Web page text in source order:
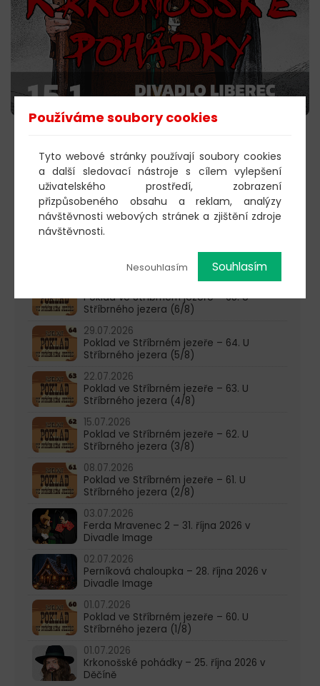
603 805 271
Poklad ve Stříbrném jezeře – 65. U
Stříbrného jezera (6/8)
29.07.2026
Poklad ve Stříbrném jezeře – 64. U
Stříbrného jezera (5/8)
22.07.2026
Poklad ve Stříbrném jezeře – 63. U
Stříbrného jezera (4/8)
15.07.2026
Poklad ve Stříbrném jezeře – 62. U
Stříbrného jezera (3/8)
08.07.2026
Poklad ve Stříbrném jezeře – 61. U
Stříbrného jezera (2/8)
03.07.2026
Ferda Mravenec 2 – 31. října 2026 v
Divadle Image
02.07.2026
Perníková chaloupka – 28. října 2026 v
Divadle Image
01.07.2026
Poklad ve Stříbrném jezeře – 60. U
Stříbrného jezera (1/8)
01.07.2026
Krkonošské pohádky – 25. října 2026 v
Děčíně
Používáme soubory cookies
Tyto webové stránky používají soubory cookies
a další sledovací nástroje s cílem vylepšení
uživatelského prostředí, zobrazení
přizpůsobeného obsahu a reklam, analýzy
návštěvnosti webových stránek a zjištění zdroje
návštěvnosti.
Nesouhlasím Souhlasím